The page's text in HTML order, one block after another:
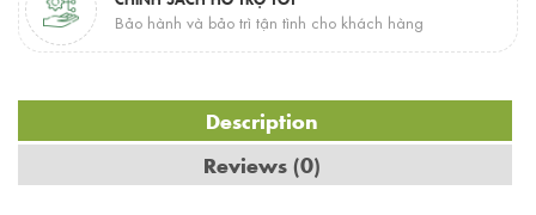
Bảo hành và bảo trì tận tình cho khách hàng
Description
Reviews (0)